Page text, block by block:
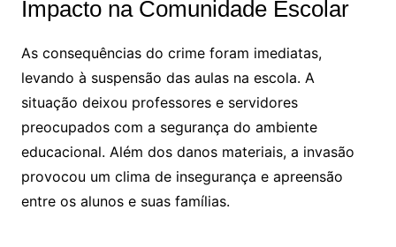
Impacto na Comunidade Escolar
As consequências do crime foram imediatas,
levando à suspensão das aulas na escola. A
situação deixou professores e servidores
preocupados com a segurança do ambiente
educacional. Além dos danos materiais, a invasão
provocou um clima de insegurança e apreensão
entre os alunos e suas famílias.